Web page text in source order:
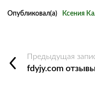
Опубликовал(а) Ксения
Предыдущая
fdyjy.com